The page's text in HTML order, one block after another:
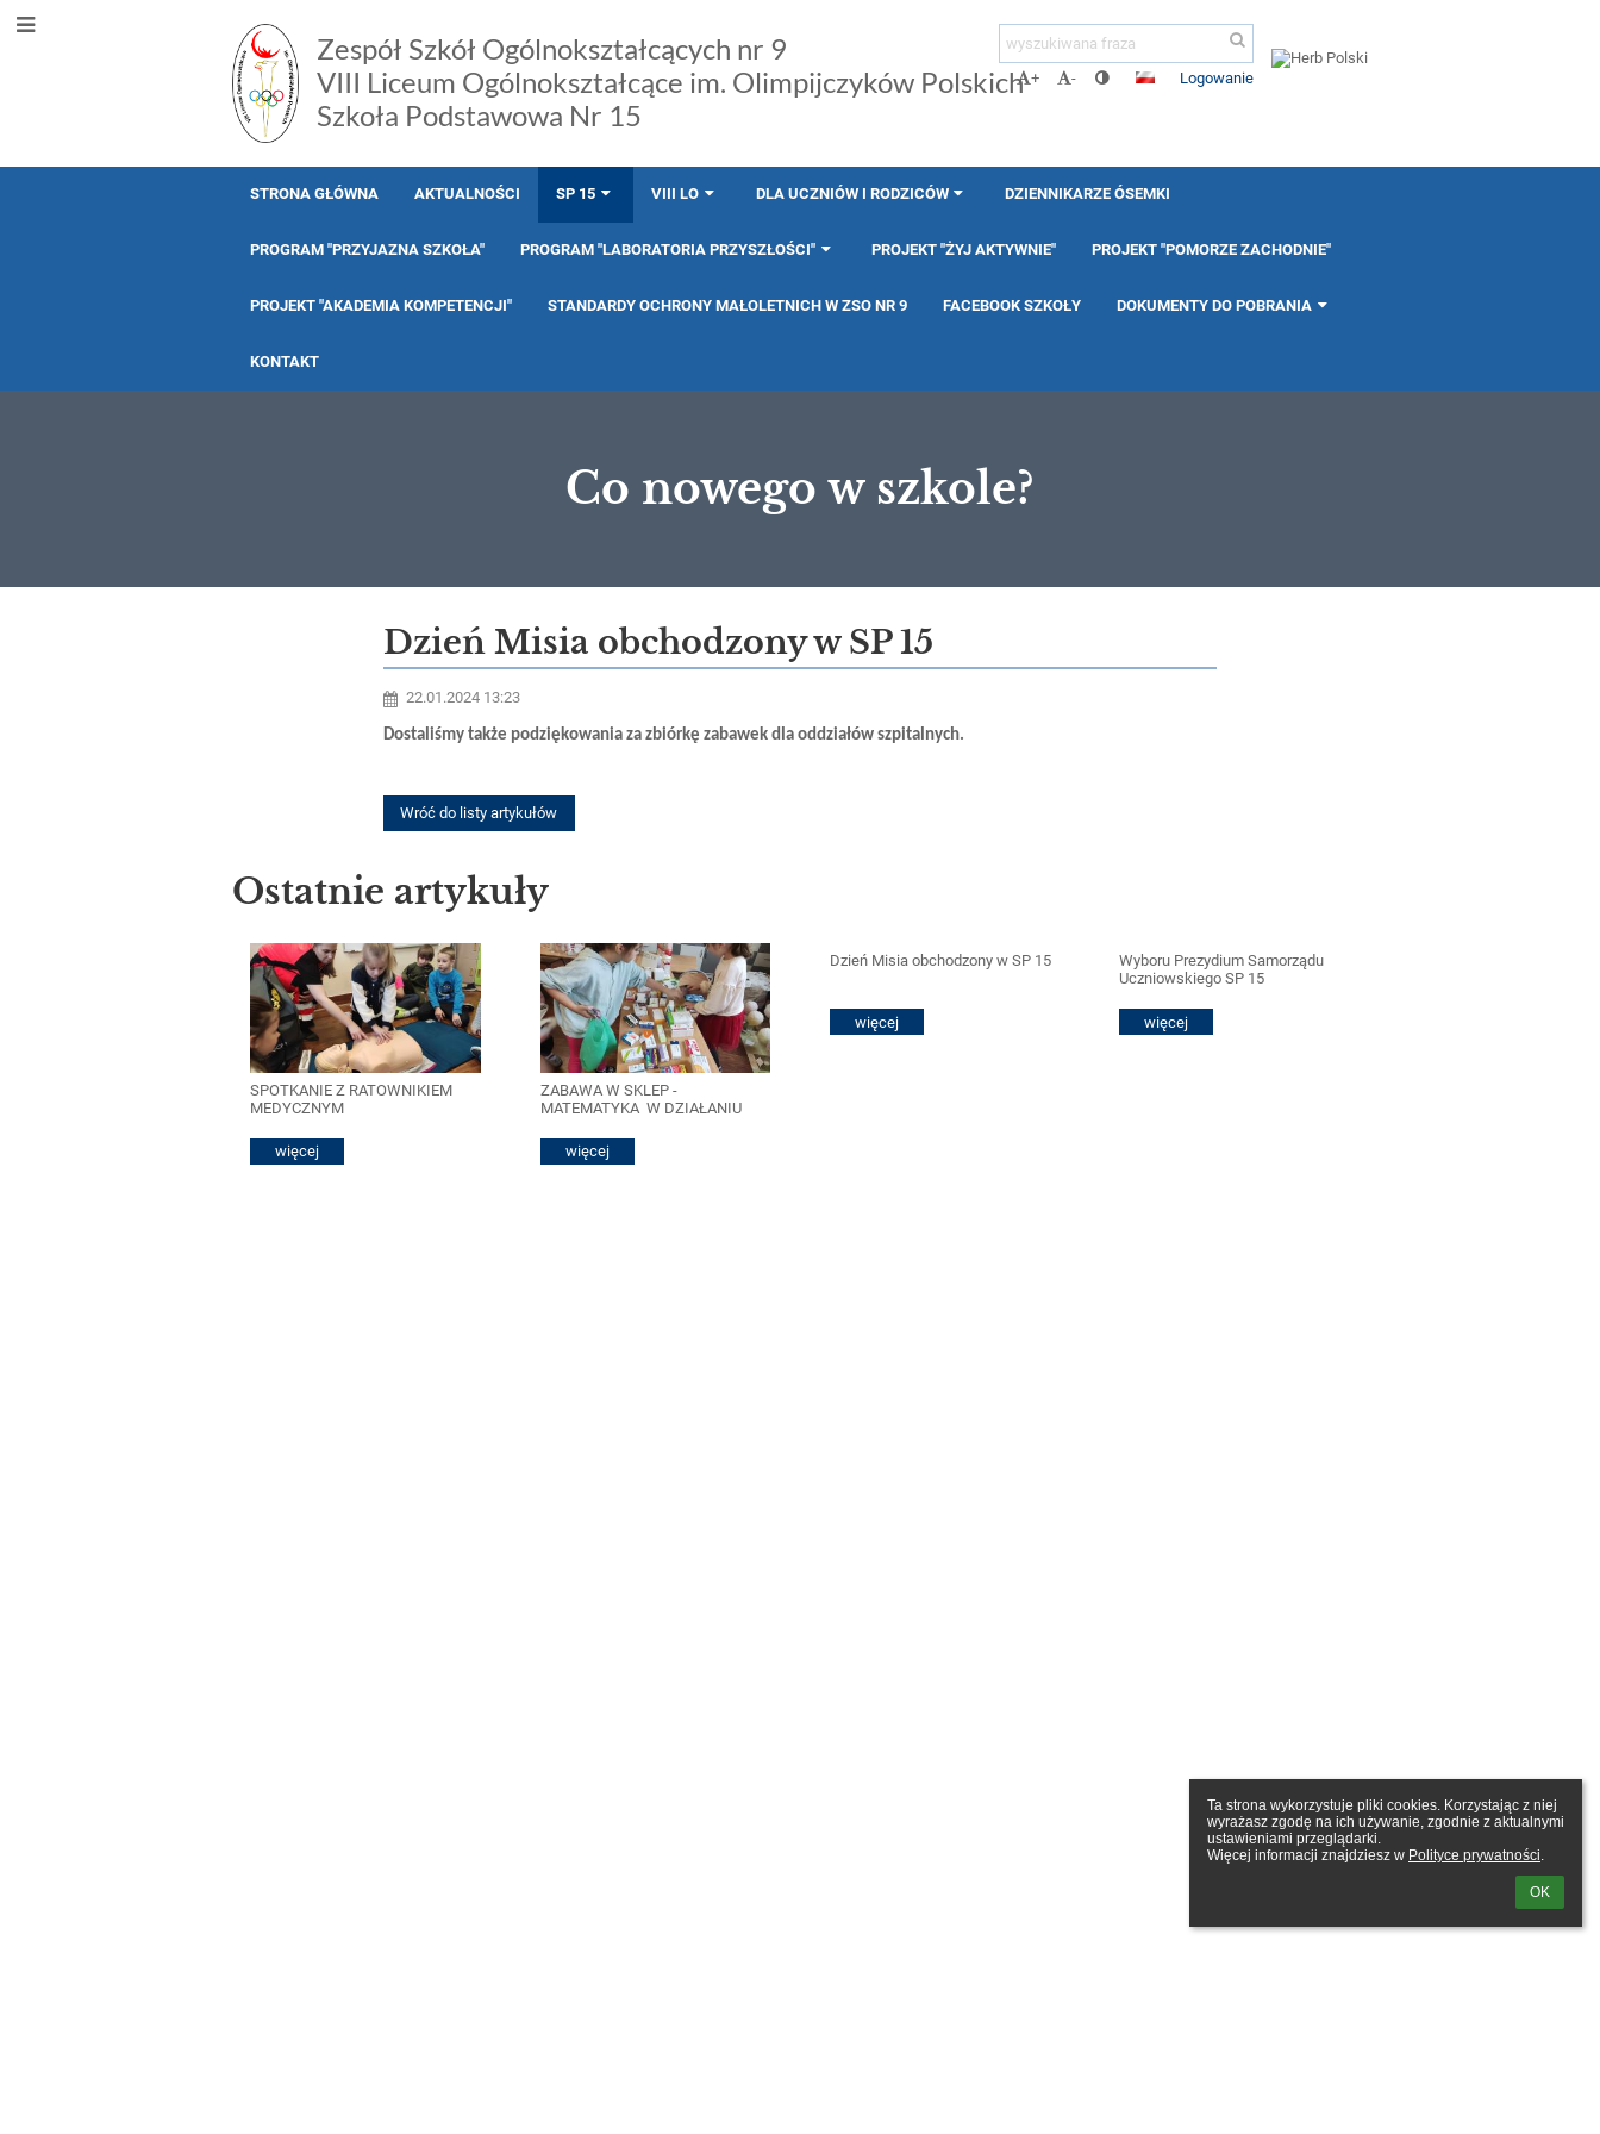
Ta strona wykorzystuje pliki cookies. Korzystając z niej
wyrażasz zgodę na ich używanie, zgodnie z aktualnymi
ustawieniami przeglądarki.
Więcej informacji znajdziesz w Polityce prywatności.
OK
Zespół Szkół Ogólnokształcących nr 9
VIII Liceum Ogólnokształcące im. Olimpijczyków Polskich
Szkoła Podstawowa Nr 15
+ - Logowanie
STRONA GŁÓWNA AKTUALNOŚCI SP 15 VIII LO DLA UCZNIÓW I RODZICÓW DZIENNIKARZE ÓSEMKI
PROGRAM "PRZYJAZNA SZKOŁA" PROGRAM "LABORATORIA PRZYSZŁOŚCI" PROJEKT "ŻYJ AKTYWNIE" PROJEKT "POMORZE ZACHODNIE"
PROJEKT "AKADEMIA KOMPETENCJI" STANDARDY OCHRONY MAŁOLETNICH W ZSO NR 9 FACEBOOK SZKOŁY DOKUMENTY DO POBRANIA
KONTAKT
Co nowego w szkole?
Dzień Misia obchodzony w SP 15
22.01.2024 13:23
Dostaliśmy także podziękowania za zbiórkę zabawek dla oddziałów szpitalnych.
Wróć do listy artykułów
Ostatnie artykuły
SPOTKANIE Z RATOWNIKIEM
MEDYCZNYM
więcej
ZABAWA W SKLEP -
MATEMATYKA W DZIAŁANIU
więcej
Dzień Misia obchodzony w SP 15
więcej
Wyboru Prezydium Samorządu
Uczniowskiego SP 15
więcej